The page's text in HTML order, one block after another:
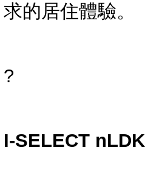
求的居住體驗。
?
I-SELECT